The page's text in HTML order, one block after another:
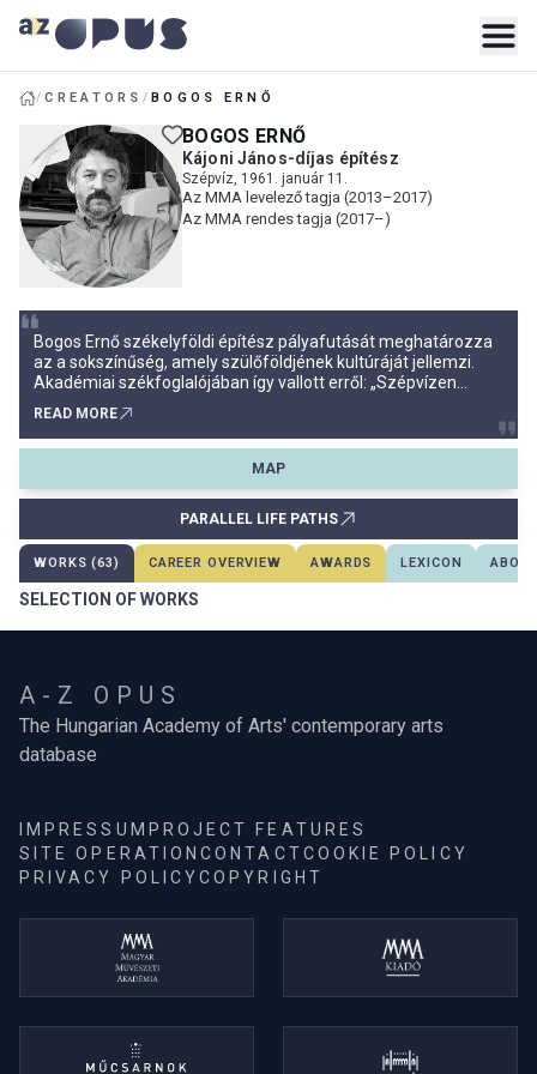
/CREATORS /BOGOS ERNŐ
BOGOS ERNŐ
Kájoni János-díjas építész
Szépvíz, 1961. január 11.
Az MMA levelező tagja (2013–2017)
Az MMA rendes tagja (2017–)
Bogos Ernő székelyföldi építész pályafutását meghatározza
az a sokszínűség, amely szülőföldjének kultúráját jellemzi.
Akadémiai székfoglalójában így vallott erről: „Szépvízen
Moldvával összekötő országút utolsó oldalcsíki településén
READ MORE
MAP
PARALLEL LIFE PATHS
WORKS (63) CAREER OVERVIEW AWARDS LEXICON
SELECTION OF WORKS
A-Z OPUS
The Hungarian Academy of Arts' contemporary arts
database
IMPRESSUM PROJECT FEATURES
SITE OPERATIONCONTACTCOOKIE POLICY
PRIVACY POLICYCOPYRIGHT